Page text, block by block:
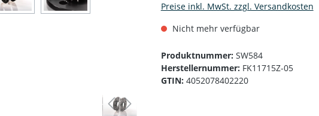
Preise inkl. MwSt. zzgl. Versandkosten
Nicht mehr verfügbar
Produktnummer: SW584
Herstellernummer: FK11715Z-05
GTIN: 4052078402220